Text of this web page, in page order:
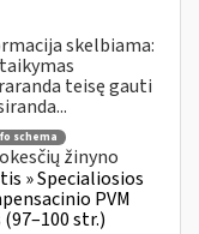
skelbiama:
teisę gauti
schema
žinyno
» Specialiosios
PVM
str.)